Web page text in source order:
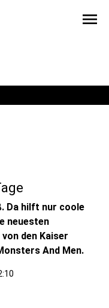
menu
Da hilft nur coole
neuesten
den Kaiser
And Men.